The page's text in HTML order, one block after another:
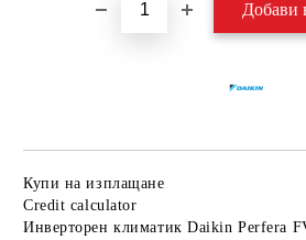
Купи на изплащане
Credit calculator
Инверторен климатик Daikin Perfera